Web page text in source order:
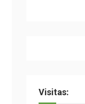
Visitas: